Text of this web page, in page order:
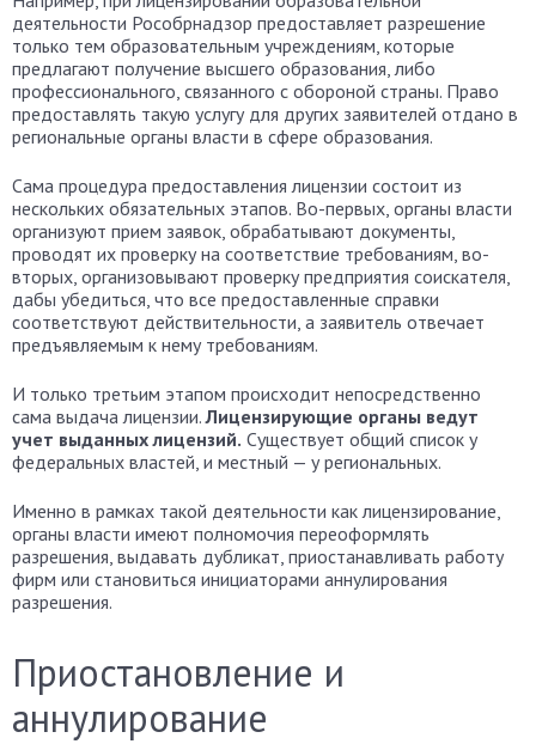
деятельности Рособрнадзор предоставляет разрешение
только тем образовательным учреждениям, которые
предлагают получение высшего образования, либо
профессионального, связанного с обороной страны. Право
предоставлять такую услугу для других заявителей отдано в
региональные органы власти в сфере образования.
Сама процедура предоставления лицензии состоит из
нескольких обязательных этапов. Во-первых, органы власти
организуют прием заявок, обрабатывают документы,
проводят их проверку на соответствие требованиям, во-
вторых, организовывают проверку предприятия соискателя,
дабы убедиться, что все предоставленные справки
соответствуют действительности, а заявитель отвечает
предъявляемым к нему требованиям.
И только третьим этапом происходит непосредственно
сама выдача лицензии.Лицензирующие органы ведут
учет выданных лицензий. Существует общий список у
федеральных властей, и местный — у региональных.
Именно в рамках такой деятельности как лицензирование,
органы власти имеют полномочия переоформлять
разрешения, выдавать дубликат, приостанавливать работу
фирм или становиться инициаторами аннулирования
разрешения.
Приостановление и
аннулирование